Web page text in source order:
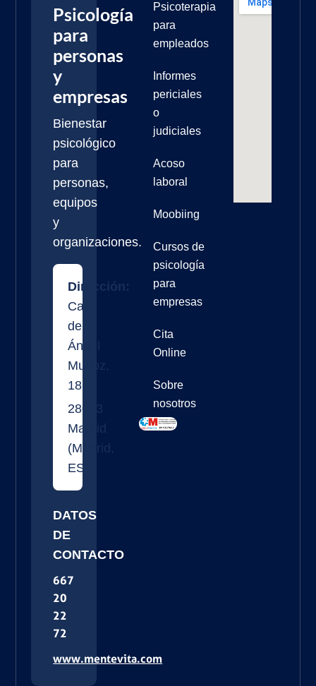
Psicología
para
personas
y
empresas
Bienestar
psicológico
para
personas,
equipos
y
organizaciones.
Dirección:
Calle
de
Ángel
Muñoz,
18
28043
Madrid
(Madrid ,
ES
DATOS
DE
CONTACTO
667
20
22
72
www.mentevita.com
Psicoterapia
para
empleados
Informes
periciales
o
judiciales
Acoso
laboral
Moobiing
Cursos de
psicología
para
empresas
Cita
Online
Sobre
nosotros